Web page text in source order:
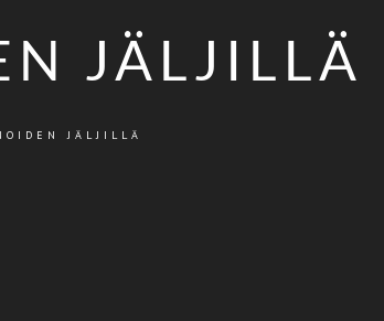
JÄLJILLÄ
JÄLJILLÄ